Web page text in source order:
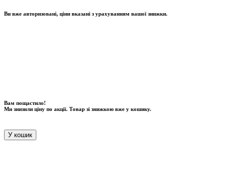
Ви вже авторизовані, ціни вказані з урахуванням вашої знижки.
Вам пощастило!
Ми знизили ціну по акції. Товар зі знижкою вже у кошику.
У кошик